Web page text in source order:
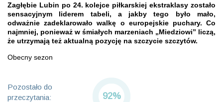
Zagłębie Lubin po 24. kolejce piłkarskiej ekstraklasy zostało
sensacyjnym liderem tabeli, a jakby tego było mało,
odważnie zadeklarowało walkę o europejskie puchary. Co
najmniej, ponieważ w śmiałych marzeniach „Miedziowi” liczą,
że utrzymają też aktualną pozycję na szczycie szczytów.
Obecny sezon
Pozostało do
przeczytania:
92%